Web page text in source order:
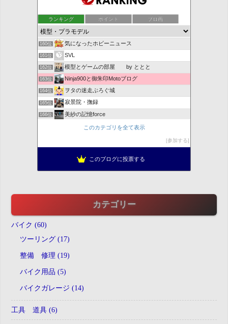
ランキング ポイント ブロ画
158位 わん流
159位 駄目オヤジのNな生活
160位 気になったホビーニュース
161位 SVL
162位 模型とゲームの部屋 by ととと
163位 Ninja900と御朱印Motoブログ
164位 ヲタの迷走ぶろぐ城
165位 寂景院・撫録
166位 美紗の記憶force
ふりぃだむふぁいた
発達障害ファミリーの日常
トイズキング関西買取センター
このカテゴリを全て表示
参加する
このブログに投票する
カテゴリー
バイク (60)
ツーリング (17)
整備 修理 (19)
バイク用品 (5)
バイクガレージ (14)
工具 道具 (6)